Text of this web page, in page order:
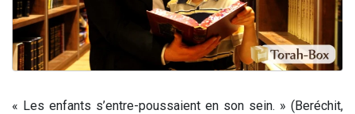
« Les enfants s’entre-poussaient en son sein. » (Beréchit,